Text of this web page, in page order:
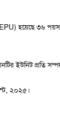
হয়েছে ৩৬
ইউনিট প্রতি
২০২৫।